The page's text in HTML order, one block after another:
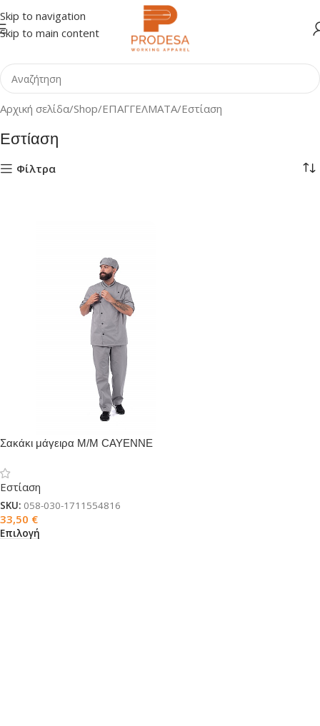
Skip to navigation
Skip to main content
Αρχική σελίδα Shop ΕΠΑΓΓΕΛΜΑΤΑ Εστίαση
Εστίαση
Φίλτρα
Σακάκι μάγειρα Μ/Μ CAYENNE
Εστίαση
SKU: 058-030-1711554816
33,50 €
Επιλογή